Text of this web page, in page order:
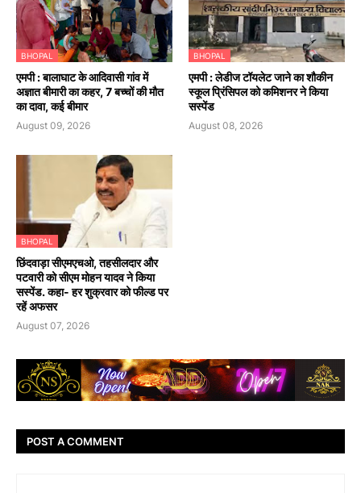
BHOPAL
एमपी : बालाघाट के आदिवासी गांव में
अज्ञात बीमारी का कहर, 7 बच्चों की मौत
का दावा, कई बीमार
August 09, 2026
BHOPAL
एमपी : लेडीज टॉयलेट जाने का शौकीन
स्कूल प्रिंसिपल को कमिशनर ने किया
सस्पेंड
August 08, 2026
BHOPAL
छिंदवाड़ा सीएमएचओ, तहसीलदार और
पटवारी को सीएम मोहन यादव ने किया
सस्पेंड. कहा- हर शुक्रवार को फील्ड पर
रहें अफसर
August 07, 2026
POST A COMMENT